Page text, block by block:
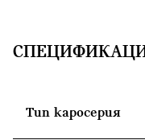
Тип каросерия